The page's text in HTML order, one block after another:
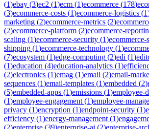
(1)ebay (3)ec2 (1)ecm (1)ecommerce (178)
(3)ecommerce-costs (1)ecommerce-logistics (1
marketing (2)ecommerce-metrics (2)
(2)ecommerce-platform (2)ecommerce-
scaling (1)ecommerce-security (1)ecommerce-
shipping (1)ecommerce-technology (1)
(7)ecosystem (1)edge-computing (2)edi (1)
(1)education (4)education-analytics (1)
(2)electronics (1)emag (1)email (2)email-
sequences (1)email-templates (1)embedded (2)
(5)embedded-apps (1)emissions (1)employee-
(1)employee-engagement (1)employee-
privacy (1)encryption (1)endpoint-security (1)
efficiency (1)energy-management (1)
(2)enterprise (39)enterprise-ai (2)enterprise-